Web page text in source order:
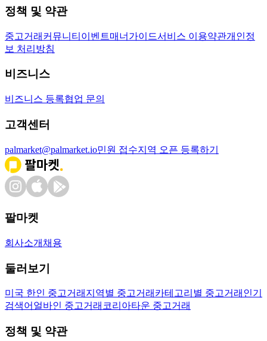
정책 및 약관
중고거래 커뮤니티 이벤트매너가이드서비스 이용약관개인정
보 처리방침
비즈니스
비즈니스 등록협업 문의
고객센터
palmarket@palmarket.io민원 접수지역 오픈 등록하기
팔마켓
회사소개 채용
둘러보기
미국 한인 중고거래 지역별 중고거래 카테고리별 중고거래 인기
검색어 얼바인 중고거래 코리아타운 중고거래
정책 및 약관